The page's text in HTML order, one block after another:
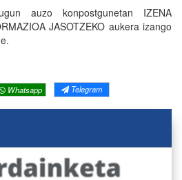
auzo konpostgunetan IZENA
JASOTZEKO aukera izango
Whatsapp Telegram